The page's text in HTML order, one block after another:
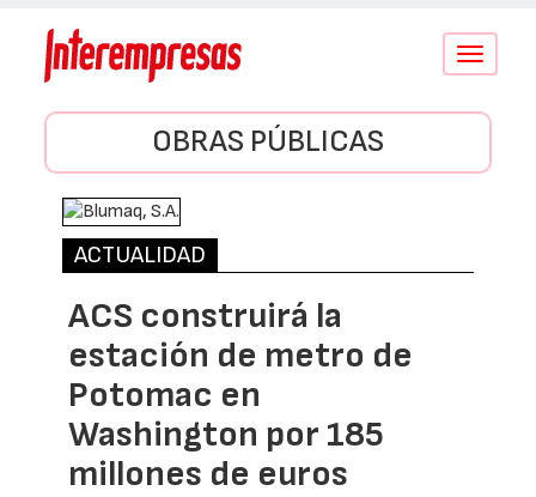
Conmutar
OBRAS PÚBLICAS
ACTUALIDAD
ACS construirá la
estación de metro de
Potomac en
Washington por 185
millones de euros